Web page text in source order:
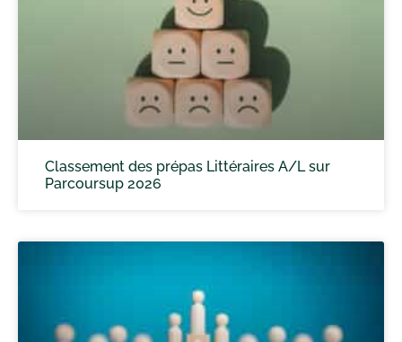
Classement des prépas Littéraires A/L sur
Parcoursup 2026